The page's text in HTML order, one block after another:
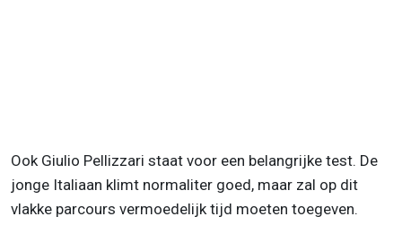
Ook Giulio Pellizzari staat voor een belangrijke test. De
jonge Italiaan klimt normaliter goed, maar zal op dit
vlakke parcours vermoedelijk tijd moeten toegeven.